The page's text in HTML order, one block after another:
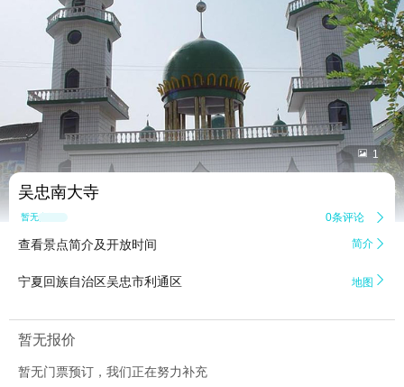
 1
吴忠南大寺
暂无点评 0条评论 
查看景点简介及开放时间 简介 
宁夏回族自治区吴忠市利通区 地图 
暂无报价
暂无门票预订，我们正在努力补充